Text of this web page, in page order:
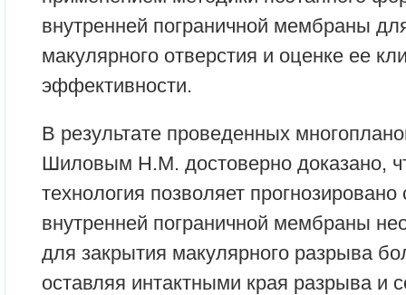
внутренней пограничной мембраны
макулярного отверстия и оценке ее
эффективности.
В результате проведенных
Шиловым Н.М. достоверно доказано,
технология позволяет
внутренней пограничной мембраны
для закрытия макулярного разрыва
оставляя интактными края разрыва и